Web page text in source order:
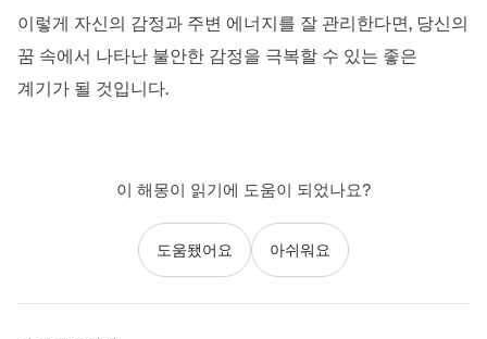
이렇게 자신의 감정과 주변 에너지를 잘 관리한다면, 당신의
꿈 속에서 나타난 불안한 감정을 극복할 수 있는 좋은
계기가 될 것입니다.
이 해몽이 읽기에 도움이 되었나요?
도움됐어요 아쉬워요